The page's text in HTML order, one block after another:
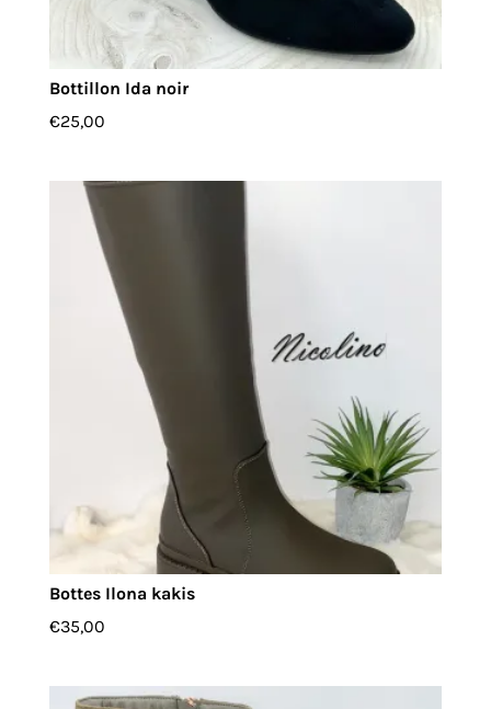
Bottillon Ida noir
€25,00
Bottes Ilona kakis
€35,00